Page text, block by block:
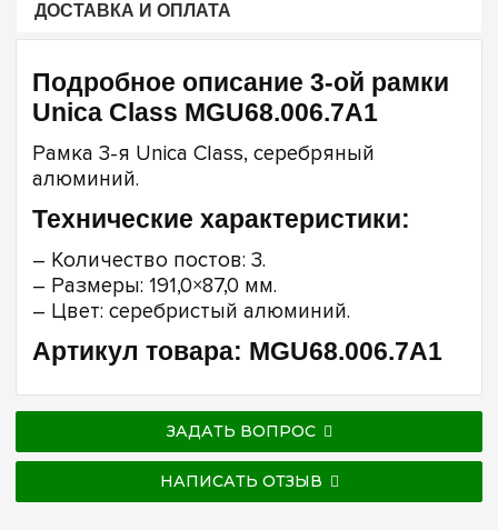
ДОСТАВКА И ОПЛАТА
Подробное описание 3-ой рамки
Unica Class MGU68.006.7A1
Рамка 3-я Unica Class, серебряный
алюминий.
Технические характеристики:
– Количество постов: 3.
– Размеры: 191,0×87,0 мм.
– Цвет: серебристый алюминий.
Артикул товара: MGU68.006.7A1
ЗАДАТЬ ВОПРОС
НАПИСАТЬ ОТЗЫВ